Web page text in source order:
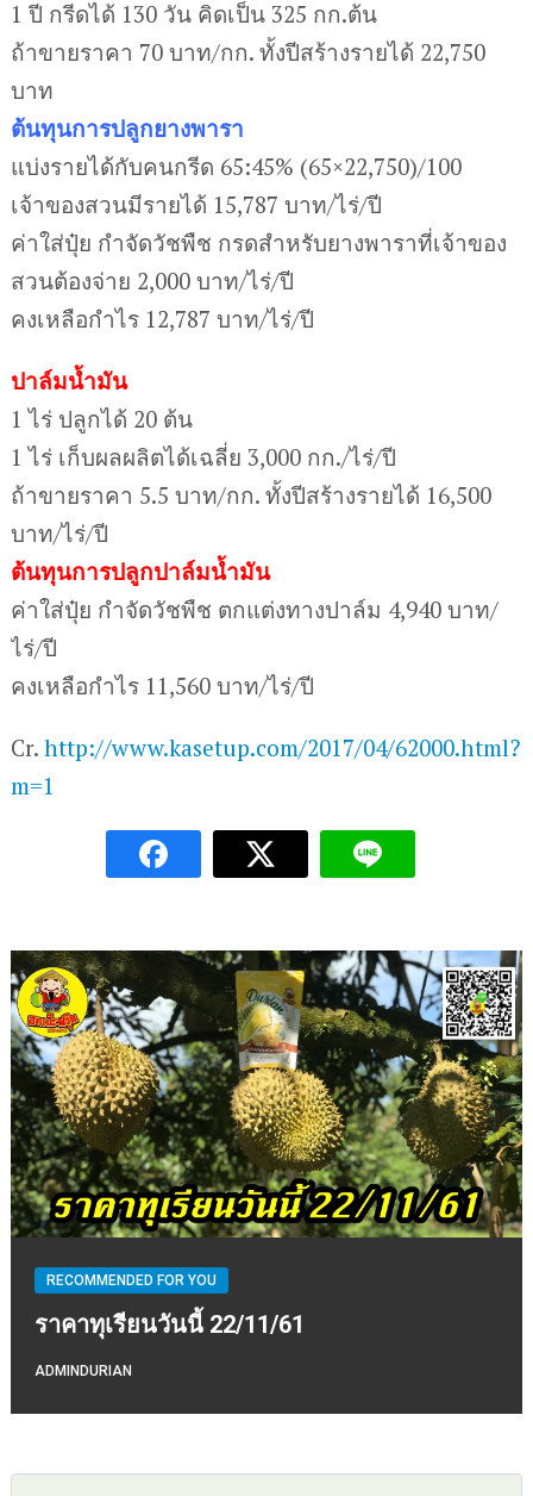
1 ปี กรีดได้ 130 วัน คิดเป็น 325 กก.ต้น
ถ้าขายราคา 70 บาท/กก. ทั้งปีสร้างรายได้ 22,750
บาท
ต้นทุนการปลูกยางพารา
แบ่งรายได้กับคนกรีด 65:45% (65×22,750)/100
เจ้าของสวนมีรายได้ 15,787 บาท/ไร่/ปี
ค่าใส่ปุ๋ย กำจัดวัชพืช กรดสำหรับยางพาราที่เจ้าของ
สวนต้องจ่าย 2,000 บาท/ไร่/ปี
คงเหลือกำไร 12,787 บาท/ไร่/ปี
ปาล์มน้ำมัน
1 ไร่ ปลูกได้ 20 ต้น
1 ไร่ เก็บผลผลิตได้เฉลี่ย 3,000 กก./ไร่/ปี
ถ้าขายราคา 5.5 บาท/กก. ทั้งปีสร้างรายได้ 16,500
บาท/ไร่/ปี
ต้นทุนการปลูกปาล์มน้ำมัน
ค่าใส่ปุ๋ย กำจัดวัชพืช ตกแต่งทางปาล์ม 4,940 บาท/
ไร่/ปี
คงเหลือกำไร 11,560 บาท/ไร่/ปี
Cr. http://www.kasetup.com/2017/04/62000.html?
m=1
RECOMMENDED FOR YOU
ราคาทุเรียนวันนี้ 22/11/61
ADMINDURIAN